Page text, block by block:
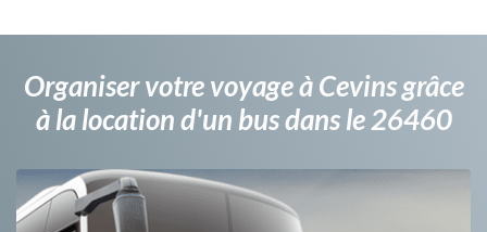
Organiser votre voyage à Cevins grâce
à la location d'un bus dans le 26460